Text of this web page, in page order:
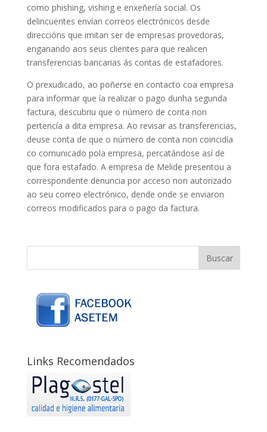
como phishing, vishing e enxeñería social. Os
delincuentes envían correos electrónicos desde
direccións que imitan ser de empresas provedoras,
enganando aos seus clientes para que realicen
transferencias bancarias ás contas de estafadores.
O prexudicado, ao poñerse en contacto coa empresa
para informar que ía realizar o pago dunha segunda
factura, descubriu que o número de conta non
pertencía a dita empresa. Ao revisar as transferencias,
deuse conta de que o número de conta non coincidía
co comunicado pola empresa, percatándose así de
que fora estafado. A empresa de Melide presentou a
correspondente denuncia por acceso non autorizado
ao seu correo electrónico, dende onde se enviaron
correos modificados para o pago da factura.
Links Recomendados